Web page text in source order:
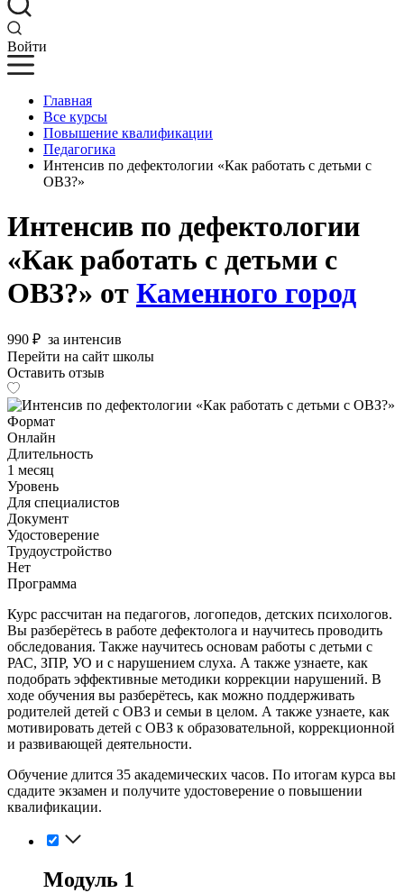
Войти
Главная
Все курсы
Повышение квалификации
Педагогика
Интенсив по дефектологии «Как работать с детьми с
ОВЗ?»
Интенсив по дефектологии
«Как работать с детьми с
ОВЗ?» от Каменного город
990 ₽ за интенсив
Перейти на сайт школы
Оставить отзыв
Формат
Онлайн
Длительность
1 месяц
Уровень
Для специалистов
Документ
Удостоверение
Трудоустройство
Нет
Программа
Курс рассчитан на педагогов, логопедов, детских психологов.
Вы разберётесь в работе дефектолога и научитесь проводить
обследования. Также научитесь основам работы с детьми с
РАС, ЗПР, УО и с нарушением слуха. А также узнаете, как
подобрать эффективные методики коррекции нарушений. В
ходе обучения вы разберётесь, как можно поддерживать
родителей детей с ОВЗ и семьи в целом. А также узнаете, как
мотивировать детей с ОВЗ к образовательной, коррекционной
и развивающей деятельности.
Обучение длится 35 академических часов. По итогам курса вы
сдадите экзамен и получите удостоверение о повышении
квалификации.
Модуль 1